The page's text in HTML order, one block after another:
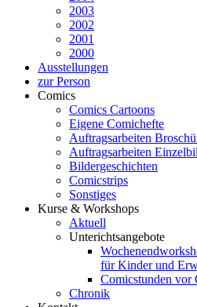
2003
2002
2001
2000
Ausstellungen
zur Person
Comics
Comics Cartoons
Eigene Comichefte
Auftragsarbeiten
Auftragsarbeiten
Bildergeschichten
Comicstrips
Sonstiges
Kurse & Workshops
Aktuell
Unterichtsangebote
für Kinder und
Comicstunden vor
Chronik